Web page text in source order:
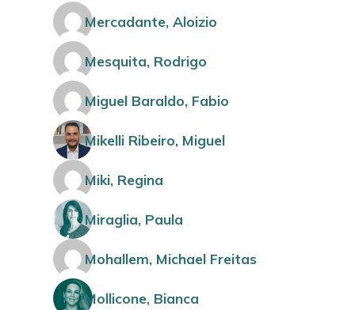
Mercadante, Aloizio
Mesquita, Rodrigo
Miguel Baraldo, Fabio
Mikelli Ribeiro, Miguel
Miki, Regina
Miraglia, Paula
Mohallem, Michael Freitas
Mollicone, Bianca